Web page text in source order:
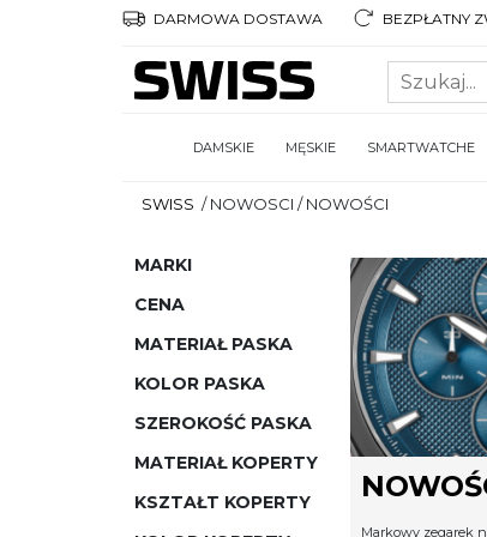
DARMOWA DOSTAWA BEZPŁATNY
DAMSKIE MĘSKIE SMARTWATCHE
SWISS /NOWOSCI /NOWOŚCI
MARKI
CENA
MATERIAŁ PASKA
KOLOR PASKA
SZEROKOŚĆ PASKA
MATERIAŁ KOPERTY
KSZTAŁT KOPERTY
Markowy zegarek